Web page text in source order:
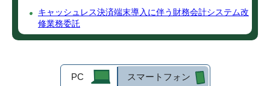
キャッシュレス決済端末導入に伴う財務会計システム改
修業務委託
PC スマートフォン